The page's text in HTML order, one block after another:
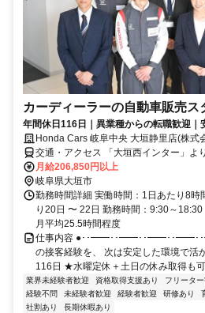
カーディーラーの自動車販売ス
年間休日116日｜異業種からの転職歓迎｜
Honda Cars 岐阜中央 大垣静里店(株式
交通・アクセス 「大垣西インター」
場完備）
月給206,850円以上
岐阜県大垣市
勤務時間詳細 実働時間：1日あたり8時
り20日 〜 22日 勤務時間：9:30～
月平均25.5時間程度
仕事内容 ●･･━━･･━━･･━━･･━━･･
の接客経験を、 次は安定した環境で活
116日 ★水曜定休＋土日の休み取得も
業界未経験者歓迎 資格取得支援あり フリータ
経験不問
未経験者歓迎 経験者歓迎 研修あり
社割あり
長期休暇あり